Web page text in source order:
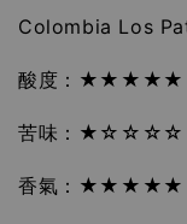
Colombia Los
酸度：★★★★★
苦味：★☆☆☆☆
香氣：★★★★★